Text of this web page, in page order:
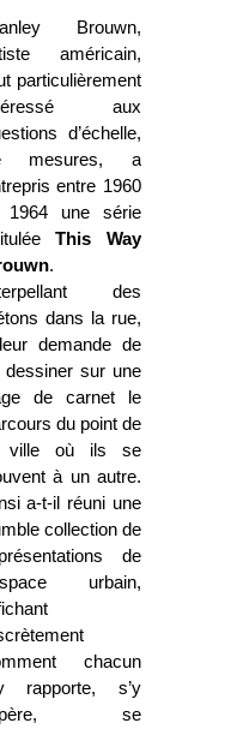
Brouwn,
américain,
particulièrement
aux
d’échelle,
mesures, a
entre 1960
1964 une série
This Way
.
des
dans la rue,
demande de
dessiner sur une
de carnet le
du point de
ville où ils se
à un autre.
a-t-il réuni une
collection de
de
urbain,
chacun
rapporte, s’y
se